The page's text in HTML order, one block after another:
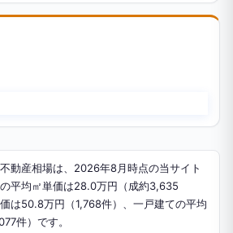
動産相場は、2026年8月時点の当サイト
平均㎡単価は28.0万円（成約3,635
は50.8万円（1,768件）、一戸建ての平均
件）です。